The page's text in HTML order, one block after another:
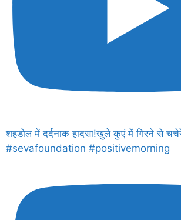
शहडोल में दर्दनाक हादसा!खुले कुएं में गिरने से
#sevafoundation #positivemorning